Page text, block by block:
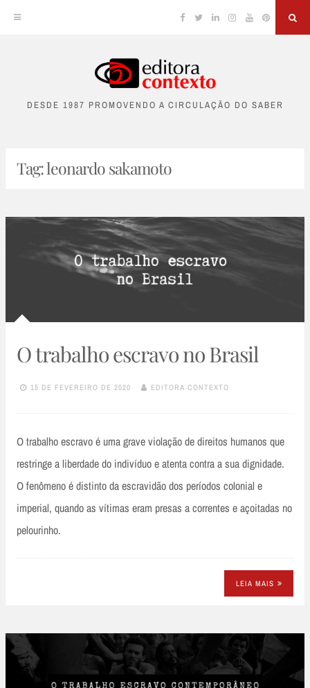
content
Facebook
TwitterLinkedinInstagram
YouTubePinterest
DESDE 1987 PROMOVENDO A CIRCULAÇÃO DO SABER
Tag:leonardo sakamoto
O trabalho escravo no Brasil
15 DE FEVEREIRO DE 2020 EDITORA CONTEXTO
O trabalho escravo é uma grave violação de direitos humanos que
restringe a liberdade do indivíduo e atenta contra a sua dignidade.
O fenômeno é distinto da escravidão dos períodos colonial e
imperial, quando as vítimas eram presas a correntes e açoitadas no
pelourinho.
LEIA MAIS